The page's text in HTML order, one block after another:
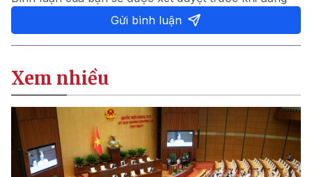
Gửi bình luận
Xem nhiều